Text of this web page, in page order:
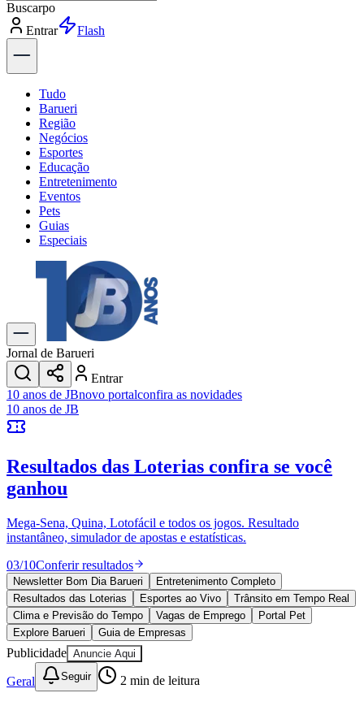
Buscarnotíci
Entrar
Explorar
Tudo
Barueri
Região
Negócios
Esportes
Educação
Entretenimento
Eventos
Pets
Guias
Especiais
Explore Tudo
Últimas Notícias
Previsão do Tempo
Trânsito e Rotas
Dia a Dia & Lazer
Transportes
Gastronomia
Cinema & Shows
JogosNovo
Anuncie no Portal
Cadastrar Empresa
Divulgar Vagas
Política
Esportes
Saúde
Segurança
Cultura
Meio Ambiente
Obras
Educação
Bairros de Barueri
Jornal de Barueri
Entrar
10 anos de JBnovo portalconfira as novidades
10 anos de JB
Resultados das Loterias confira se você
ganhou
Mega-Sena, Quina, Lotofácil e todos os jogos. Resultado
instantâneo, simulador de apostas e estatísticas.
03/10Conferir resultados
Newsletter Bom Dia Barueri
Entretenimento Completo
Resultados das Loterias
Esportes ao Vivo
Trânsito em Tempo Real
Clima e Previsão do Tempo
Vagas de Emprego
Portal Pet
Explore Barueri
Guia de Empresas
Publicidade Anuncie Aqui
Geral Seguir 2 min de leitura